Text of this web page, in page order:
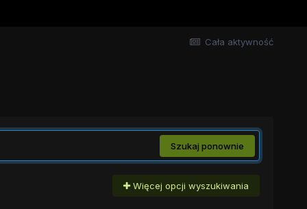
Cała aktywność
Szukaj ponownie
Więcej opcji wyszukiwania